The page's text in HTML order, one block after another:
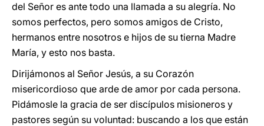
del Señor es ante todo una llamada a su alegría. No
somos perfectos, pero somos amigos de Cristo,
hermanos entre nosotros e hijos de su tierna Madre
María, y esto nos basta.
Dirijámonos al Señor Jesús, a su Corazón
misericordioso que arde de amor por cada persona.
Pidámosle la gracia de ser discípulos misioneros y
pastores según su voluntad: buscando a los que están